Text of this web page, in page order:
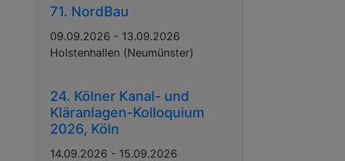
71. NordBau
09.09.2026 - 13.09.2026
Holstenhallen (Neumünster)
24. Kölner Kanal- und
Kläranlagen-Kolloquium
2026, Köln
14.09.2026 - 15.09.2026